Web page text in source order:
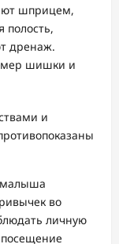
шприцем,
полость,
дренаж.
шишки и
и
малыша
во
личную